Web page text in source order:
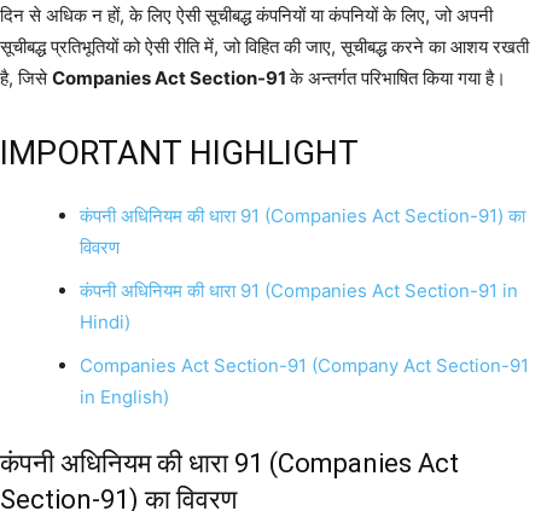
दिन से अधिक न हों, के लिए ऐसी सूचीबद्ध कंपनियों या कंपनियों के लिए, जो अपनी
सूचीबद्ध प्रतिभूतियों को ऐसी रीति में, जो विहित की जाए, सूचीबद्ध करने का आशय रखती
है, जिसेCompanies Act Section-91के अन्तर्गत परिभाषित किया गया है।
IMPORTANT HIGHLIGHT
कंपनी अधिनियम की धारा 91 (Companies Act Section-91) का
विवरण
कंपनी अधिनियम की धारा 91 (Companies Act Section-91 in
Hindi)
Companies Act Section-91 (Company Act Section-91
in English)
कंपनी अधिनियम की धारा 91 (Companies Act
Section-91) का विवरण